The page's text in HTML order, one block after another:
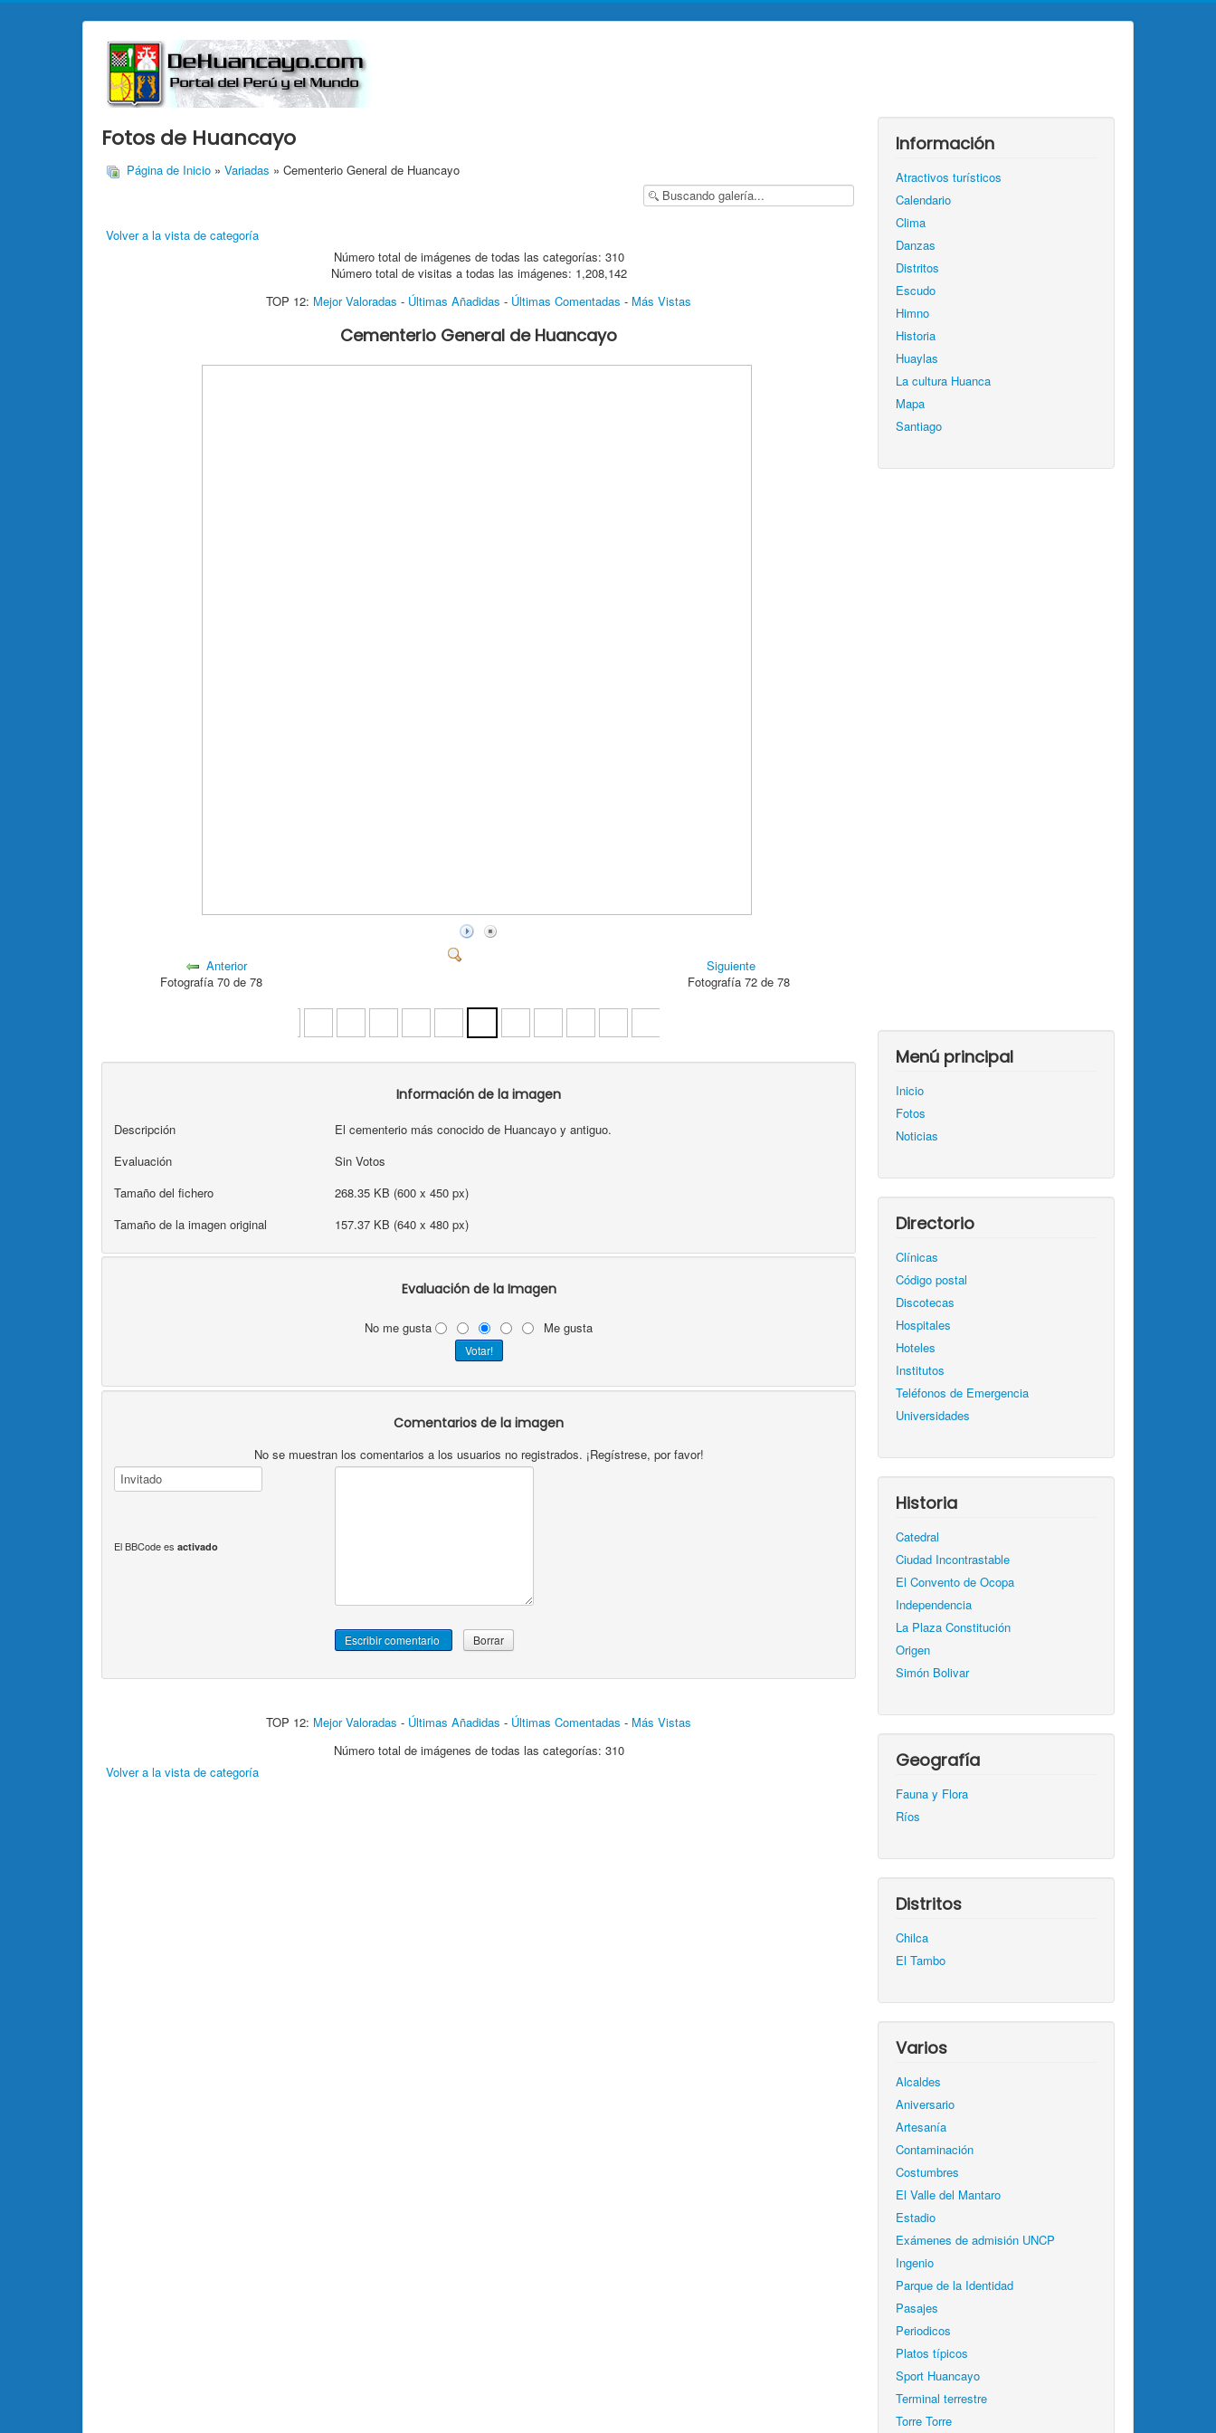
Fotos de Huancayo
Página de Inicio » Variadas » Cementerio General de Huancayo
Volver a la vista de categoría
Número total de imágenes de todas las categorías: 310
Número total de visitas a todas las imágenes: 1,208,142
TOP 12: Mejor Valoradas - Últimas Añadidas - Últimas Comentadas - Más Vistas
Cementerio General de Huancayo
Anterior
Fotografía 70 de 78
Siguiente
Fotografía 72 de 78
Información de la imagen
Descripción
El cementerio más conocido de Huancayo y antiguo.
Evaluación
Sin Votos
Tamaño del fichero
268.35 KB (600 x 450 px)
Tamaño de la imagen original
157.37 KB (640 x 480 px)
Evaluación de la Imagen
No me gusta Me gusta
Comentarios de la imagen
No se muestran los comentarios a los usuarios no registrados. ¡Regístrese, por favor!
El BBCode es activado
TOP 12: Mejor Valoradas - Últimas Añadidas - Últimas Comentadas - Más Vistas
Número total de imágenes de todas las categorías: 310
Volver a la vista de categoría
Información
Atractivos turísticos
Calendario
Clima
Danzas
Distritos
Escudo
Himno
Historia
Huaylas
La cultura Huanca
Mapa
Santiago
Menú principal
Inicio
Fotos
Noticias
Directorio
Clínicas
Código postal
Discotecas
Hospitales
Hoteles
Institutos
Teléfonos de Emergencia
Universidades
Historia
Catedral
Ciudad Incontrastable
El Convento de Ocopa
Independencia
La Plaza Constitución
Origen
Simón Bolivar
Geografía
Fauna y Flora
Ríos
Distritos
Chilca
El Tambo
Varios
Alcaldes
Aniversario
Artesanía
Contaminación
Costumbres
El Valle del Mantaro
Estadio
Exámenes de admisión UNCP
Ingenio
Parque de la Identidad
Pasajes
Periodicos
Platos típicos
Sport Huancayo
Terminal terrestre
Torre Torre